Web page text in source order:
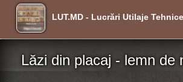
LUT.MD - Lucrări Utilaje Tehnice
Lăzi din placaj - lemn de